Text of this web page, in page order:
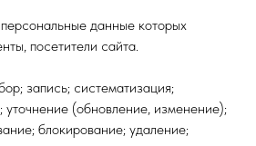
данные которых
посетители сайта.
запись; систематизация;
уточнение (обновление, изменение);
блокирование; удаление;